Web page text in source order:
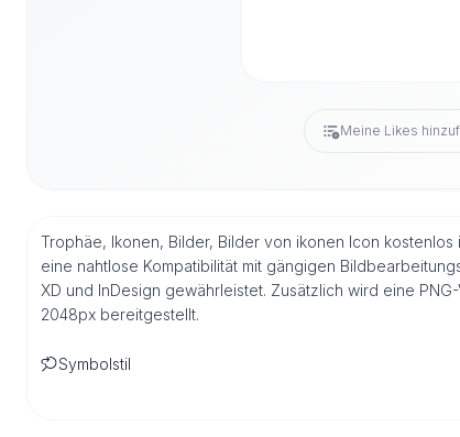
Meine Likes
Trophäe, Ikonen, Bilder, Bilder von ikonen Icon
eine nahtlose Kompatibilität mit gängigen
XD und InDesign gewährleistet. Zusätzlich wird eine
2048px bereitgestellt.
Symbolstil